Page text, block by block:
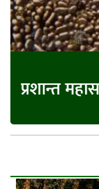
प्रशान्त